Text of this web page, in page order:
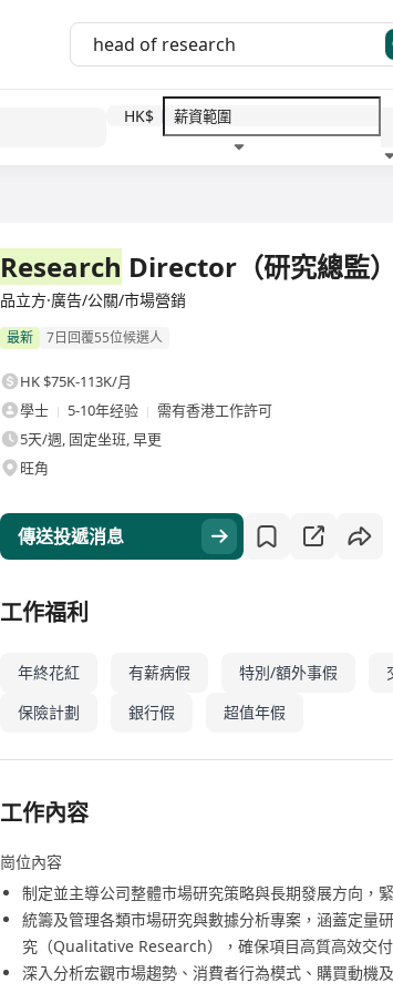
HK$
Research Director（研究總監）
品立方·廣告/公關/市場營銷
最新 7日回覆55位候選人
HK $75K-113K/月
學士
5-10年经验
需有香港工作許可
5天/週, 固定坐班, 早更
旺角
傳送投遞消息
工作福利
年終花紅 有薪病假 特別/額外事假
保險計劃
銀行假 超值年假
工作內容
崗位內容
制定並主導公司整體市場研究策略與長期發展方向，
統籌及管理各類市場研究與數據分析專案，涵蓋定
究（Qualitative Research），確保項目高質高效交付
深入分析宏觀市場趨勢、消費者行為模式、購買動機